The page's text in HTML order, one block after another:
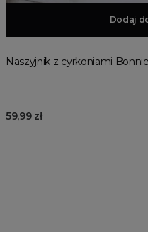
Dodaj
Naszyjnik z cyrkoniami Bonnie
59,99 zł